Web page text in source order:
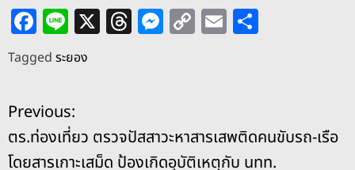
F
a
c
e
b
o
Li
n
e
X T
h
d
s
M
e
n
g
C
o
Li
n
E
m
Tagged ระยอง
แ
น
Previous:
ตร.ท่องเที่ยว ตรวจปัสสาวะหาสารเสพติดคนขับรถ-เรือ
โดยสารเกาะเสม็ด ป้องเกิดอุบัติเหตุกับ นทท.